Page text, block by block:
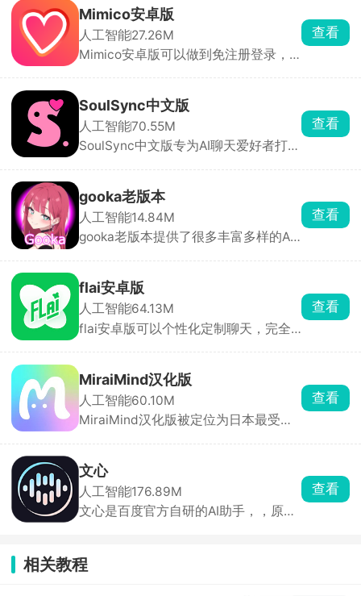
复杂任务可交给 AI 自主跑，中途要你
确认关键步骤。哪个在跑、等审批、已
完成，一目了然。
Mimico安卓版
人工智能27.26M
Mimico安卓版可以做到免注册登录，
面，你可以浏览其他用户创建的虚拟形
象，按性别筛选，找到心仪的角色直接
开聊。不满意也没关系，自己动手创建
独一无二的AI角色，打造专属虚拟伴
查看
SoulSync中文版
人工智能70.55M
SoulSync中文版专为AI聊天爱好者打
库中挑选或自创专属虚拟恋人，设定其
性格、背景故事与对话风格。
SoulSync还有记忆增强功能，AI会记住
你们的对话历史和重要信息，无论是日
查看
gooka老版本
人工智能14.84M
gooka老版本提供了很多丰富多样的AI
独特背景与主线故事，扮演不同主角与
AI展开对话，随机互动解锁精彩情节，
剧情自由发展无任何限制。AI伙伴还会
记录聊天习惯，打造越来越贴合你的互
查看
flai安卓版
人工智能64.13M
flai安卓版可以个性化定制聊天，完全
丰富模板库，快速生成专属虚拟形象。
除了私人定制，软件也提供已经设定好
的角色，支持按热度、更新时间、发声
类型等维度筛选，也能通过关键词或
查看
MiraiMind汉化版
人工智能60.10M
MiraiMind汉化版被定位为日本最受欢
多种不同性格的AI角色可供自由选择，
无论高冷、热情还是温柔，每一位都拥
有独立的背景故事与独特人格。玩家还
可亲手创造专属虚拟角色，自由设定外
查看
文心
人工智能176.89M
文心是百度官方自研的AI助手，，原来
够用，想要高清画图、深度逻辑计算就
开会员包月，适合国内使用习惯，学习
查看
相关教程